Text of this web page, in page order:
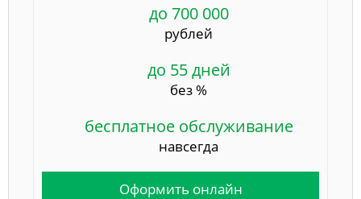
до 700 000
рублей
до 55 дней
без %
бесплатное обслуживание
навсегда
Оформить онлайн